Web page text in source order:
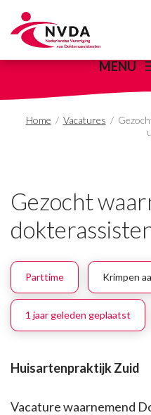
Gezocht
MENU
Home / Vacatures /
Gezocht
Parttime Krimpen
1 jaar geleden geplaatst
Huisartenpraktijk Zuid
Vacature waarnemend